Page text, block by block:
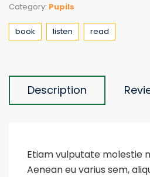
Category: Pupils
book listen read
Description
Etiam vulputate molestie
Aenean eu varius sem,